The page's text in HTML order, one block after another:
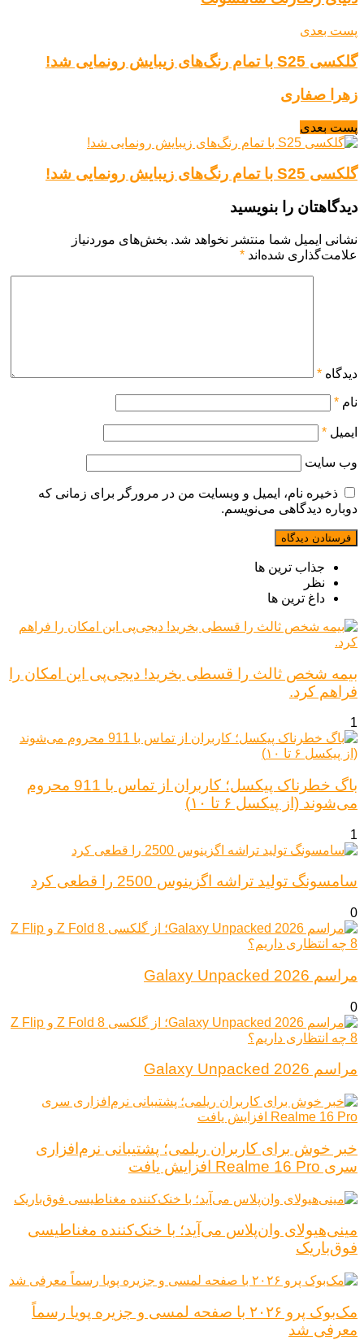
پست بعدی
گلکسی S25 با تمام رنگ‌های زیبایش رونمایی شد!
زهرا صفاری
پست بعدی
گلکسی S25 با تمام رنگ‌های زیبایش رونمایی شد!
دیدگاهتان را بنویسید
نشانی ایمیل شما منتشر نخواهد شد. بخش‌های موردنیاز
علامت‌گذاری شده‌اند *
دیدگاه *
نام *
ایمیل *
وب‌ سایت
ذخیره نام، ایمیل و وبسایت من در مرورگر برای زمانی که
دوباره دیدگاهی می‌نویسم.
جذاب ترین ها
نظر
داغ ترین ها
بیمه شخص ثالث را قسطی بخرید! دیجی‌پی این امکان را
فراهم کرد.
1
باگ خطرناک پیکسل؛ کاربران از تماس با 911 محروم
می‌شوند (از پیکسل ۶ تا ۱۰)
1
سامسونگ تولید تراشه اگزینوس 2500 را قطعی کرد
0
مراسم Galaxy Unpacked 2026
0
مراسم Galaxy Unpacked 2026
خبر خوش برای کاربران ریلمی؛ پشتیبانی نرم‌افزاری
سری Realme 16 Pro افزایش یافت
مینی‌هیولای وان‌پلاس می‌آید؛ با خنک‌کننده مغناطیسی
فوق‌باریک
مک‌بوک پرو ۲۰۲۶ با صفحه لمسی و جزیره پویا رسماً
معرفی شد